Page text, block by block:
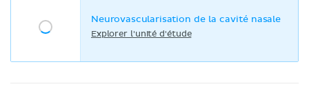
Neurovascularisation de la cavité nasale
Explorer l'unité d'étude